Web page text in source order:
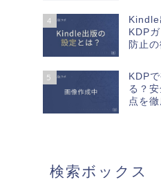
4
Kindle
KDP
防止
5
KDP
る？
点を
検索ボックス